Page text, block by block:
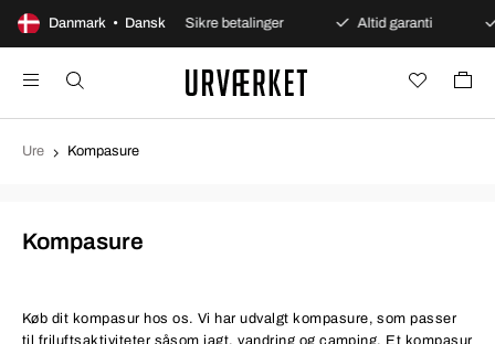
Danmark • Dansk
køb Sikre betalinger Altid garanti
Ure Kompasure
Kompasure
Køb dit kompasur hos os. Vi har udvalgt kompasure, som passer
til friluftsaktiviteter såsom jagt, vandring og camping. Et kompasur